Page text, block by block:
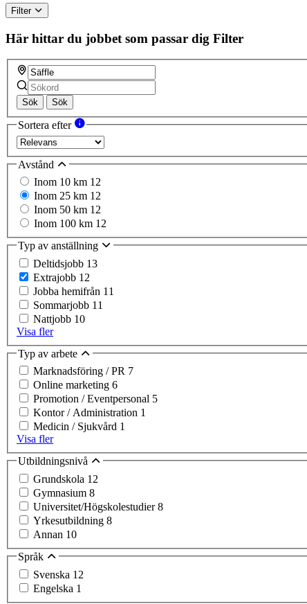
Filter
Här hittar du jobbet som passar dig Filter
Sök Sök
Sortera efter
Avstånd
Inom 10 km 12
Inom 25 km 12
Inom 50 km 12
Inom 100 km 12
Typ av anställning
Deltidsjobb 13
Extrajobb 12
Jobba hemifrån 11
Sommarjobb 11
Nattjobb 10
Visa fler
Typ av arbete
Marknadsföring / PR 7
Online marketing 6
Promotion / Eventpersonal 5
Kontor / Administration 1
Medicin / Sjukvård 1
Visa fler
Utbildningsnivå
Grundskola 12
Gymnasium 8
Universitet/Högskolestudier8
Yrkesutbildning 8
Annan 10
Språk
Svenska 12
Engelska 1